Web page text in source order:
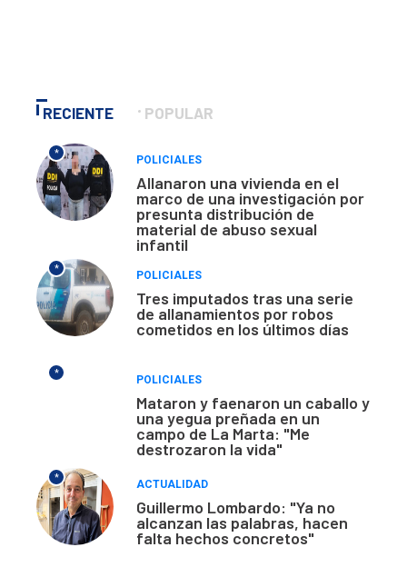
RECIENTE POPULAR
*
POLICIALES
Allanaron una vivienda en el
marco de una investigación por
presunta distribución de
material de abuso sexual
infantil
*
POLICIALES
Tres imputados tras una serie
de allanamientos por robos
cometidos en los últimos días
*
POLICIALES
Mataron y faenaron un caballo y
una yegua preñada en un
campo de La Marta: "Me
destrozaron la vida"
*
ACTUALIDAD
Guillermo Lombardo: "Ya no
alcanzan las palabras, hacen
falta hechos concretos"